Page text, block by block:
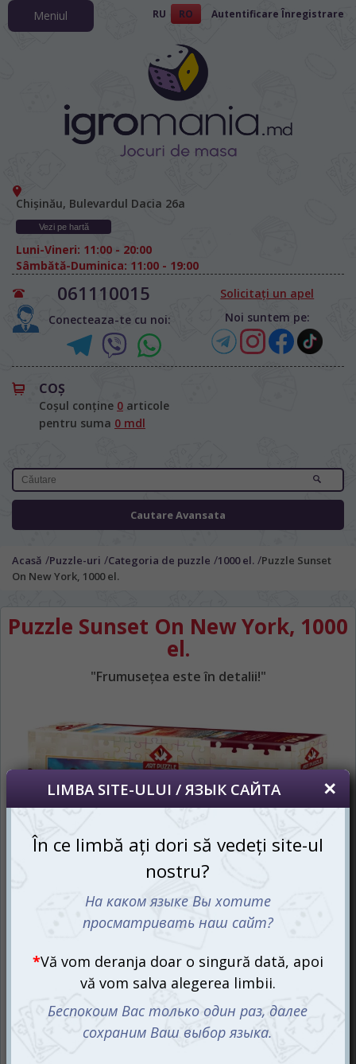
RU RO Autentificare Înregistrare
Chișinău, Bulevardul Dacia 26а
Vezi pe hartă
Luni-Vineri: 11:00 - 20:00
Sâmbătă-Duminica: 11:00 - 19:00
061110015
Conecteaza-te cu noi:
Solicitați un apel
Noi suntem pe:
COŞ
Coșul conține 0 articole
pentru suma 0 mdl
Cautare Avansata
Meniul
Acasă /Puzzle-uri /Categoria de puzzle /1000 el. /Puzzle Sunset
On New York, 1000 el.
Puzzle Sunset On New York, 1000
el.
"Frumusețea este în detalii!"
În ce limbă ați dori să vedeți site-ul
nostru?
просматривать наш сайт?
Vă vom deranja doar o singură dată, apoi
vă vom salva alegerea limbii.
Беспокоим Вас только один раз, далее
сохраним Ваш выбор языка.
puteți oricând să faceți asta în colțul din
dreapta sus al paginii.
Если вы хотите переключить язык сайта,
верхнем углу страницы.